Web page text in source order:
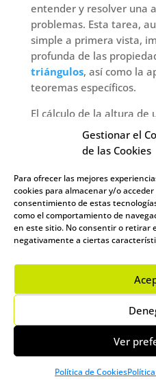
Gestionar el
de las Cookies
Para ofrecer las mejores
cookies para almacenar y/o
consentimiento de estas
como el comportamiento de
en este sitio. No consentir o retirar
negativamente a ciertas
Ver
Política de Cookies
entender y resolver una
problemas. Esta tarea,
simple a primera vista,
profunda de las
triángulos, así como la
teoremas específicos.
El cálculo de la altura de
porque permite
figura, sino también
llevar a cabo este
imprescindible primero
triángulo con el que se
cada tipo (equilátero,
rectángulo, acutángulo u
Una vez identificado el
siguiente paso en el
triángulo implica la
método adecuado para
ejemplo, en triángulos
puede ser calculada